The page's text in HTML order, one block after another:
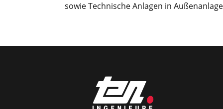
sowie Technische Anlagen in